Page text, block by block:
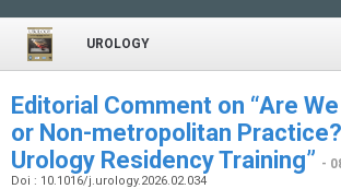
UROLOGY
Editorial Comment on “Are
or Non-metropolitan
Urology Residency Training” -
Doi : 10.1016/j.urology.2026.02.034